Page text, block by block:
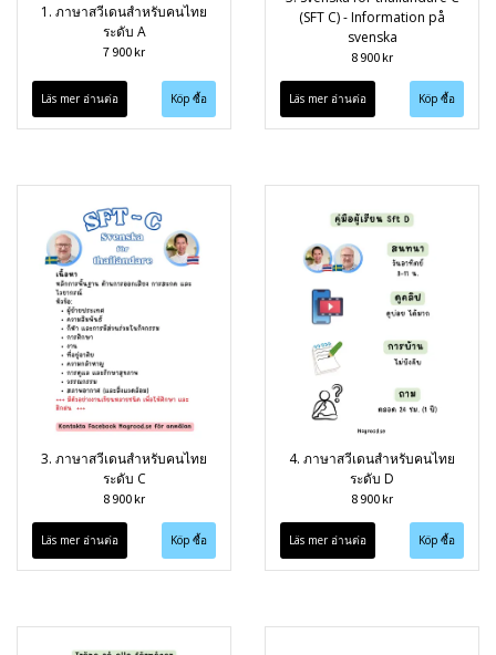
1. ภาษาสวีเดนสำหรับคนไทย
ระดับ A
7 900 kr
Läs mer อ่านต่อ
(SFT C) - Information på
svenska
8 900 kr
Läs mer อ่านต่อ
3. ภาษาสวีเดนสำหรับคนไทย
ระดับ C
8 900 kr
Läs mer อ่านต่อ
4. ภาษาสวีเดนสำหรับคนไทย
ระดับ D
8 900 kr
Läs mer อ่านต่อ